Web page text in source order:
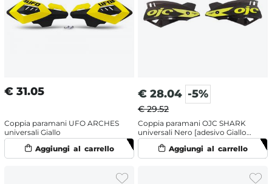
€ 31.05
Coppia paramani UFO ARCHES
universali Giallo
€ 28.04 -5%
€ 29.52
Coppia paramani OJC SHARK
universali Nero [adesivo Giallo
fluo]